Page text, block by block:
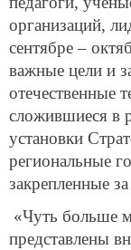
организаций,
сентябре –
важные цели и
отечественные
сложившиеся в
установки
региональные
закрепленные
«Чуть больше
представлены